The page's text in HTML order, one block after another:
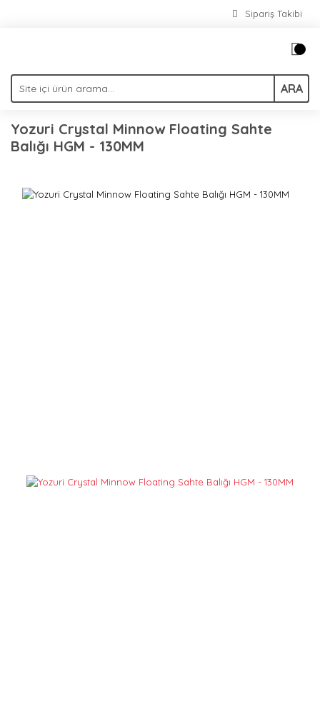
Sipariş Takibi
ARA
Yozuri Crystal Minnow Floating Sahte
Balığı HGM - 130MM